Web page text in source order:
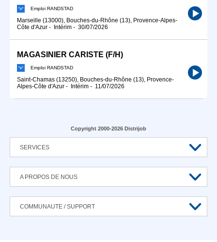
Emploi RANDSTAD
Marseille (13000), Bouches-du-Rhône (13), Provence-Alpes-
Côte d'Azur - Intérim - 30/07/2026
MAGASINIER CARISTE (F/H)
Emploi RANDSTAD
Saint-Chamas (13250), Bouches-du-Rhône (13), Provence-
Alpes-Côte d'Azur - Intérim - 11/07/2026
Copyright 2000-2026 Distrijob
SERVICES
A PROPOS DE NOUS
COMMUNAUTE / SUPPORT